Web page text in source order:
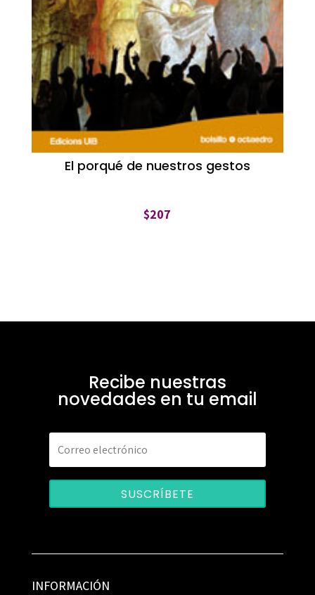
El porqué de nuestros gestos
$207
Recibe nuestras
novedades en tu email
SUSCRÍBETE
INFORMACIÓN